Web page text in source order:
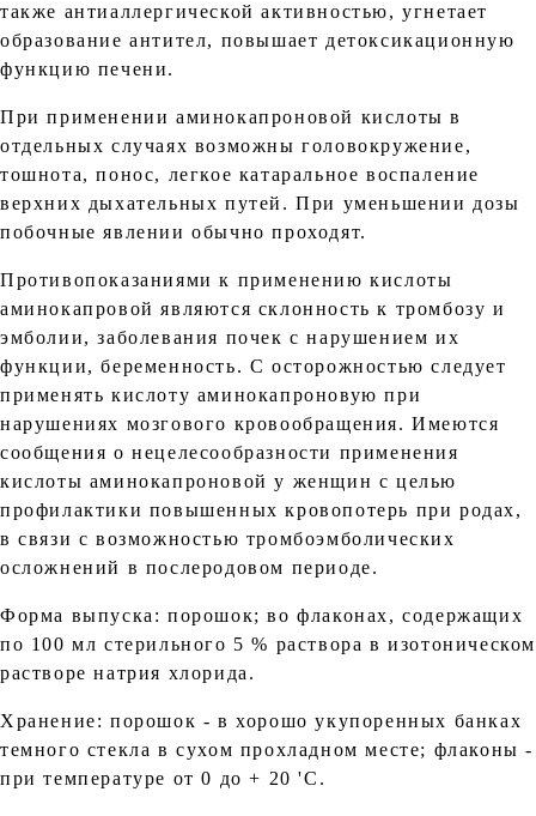
также антиаллергической активностью, угнетает
образование антител, повышает детоксикационную
функцию печени.
При применении аминокапроновой кислоты в
отдельных случаях возможны головокружение,
тошнота, понос, легкое катаральное воспаление
верхних дыхательных путей. При уменьшении дозы
побочные явлении обычно проходят.
Противопоказаниями к применению кислоты
аминокапровой являются склонность к тромбозу и
эмболии, заболевания почек с нарушением их
функции, беременность. С осторожностью следует
применять кислоту аминокапроновую при
нарушениях мозгового кровообращения. Имеются
сообщения о нецелесообразности применения
кислоты аминокапроновой у женщин с целью
профилактики повышенных кровопотерь при родах,
в связи с возможностью тромбоэмболических
осложнений в послеродовом периоде.
Форма выпуска: порошок; во флаконах, содержащих
по 100 мл стерильного 5 % раствора в изотоническом
растворе натрия хлорида.
Хранение: порошок - в хорошо укупоренных банках
темного стекла в сухом прохладном месте; флаконы -
при температуре от 0 до + 20 'С.